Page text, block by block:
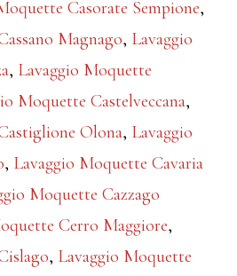
Casorate Sempione,
Magnago, Lavaggio
, Lavaggio Moquette
Moquette Castelveccana,
Olona, Lavaggio
, Lavaggio Moquette Cavaria
Moquette Cazzago
Cerro Maggiore,
, Lavaggio Moquette